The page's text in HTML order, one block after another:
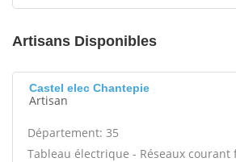
Artisans Disponibles
Castel elec Chantepie
Artisan
Département: 35
Tableau électrique - Réseaux courant